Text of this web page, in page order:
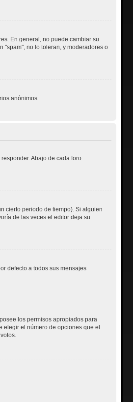
En general, no puede cambiar su
"spam", no lo toleran, y moderadores o
anónimos.
Abajo de cada foro
cierto periodo de tiempo). Si alguien
de las veces el editor deja su
defecto a todos sus mensajes
los permisos apropiados para
el número de opciones que el